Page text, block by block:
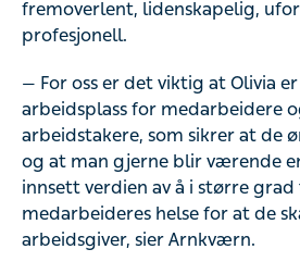
fremoverlent, lidenskapelig,
profesjonell.
— For oss er det viktig at Olivia
arbeidsplass for medarbeidere
arbeidstakere, som sikrer at de
og at man gjerne blir værende
innsett verdien av å i større grad
medarbeideres helse for at de
arbeidsgiver, sier Arnkværn.